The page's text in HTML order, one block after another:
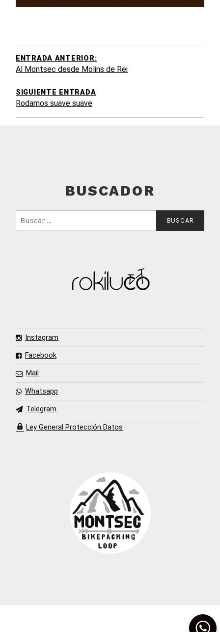
ENTRADA ANTERIOR:
Al Montsec desde Molins de Rei
SIGUIENTE ENTRADA
Rodamos suave suave
BUSCADOR
Instagram
Facebook
Mail
Whatsapp
Telegram
Ley General Protección Datos